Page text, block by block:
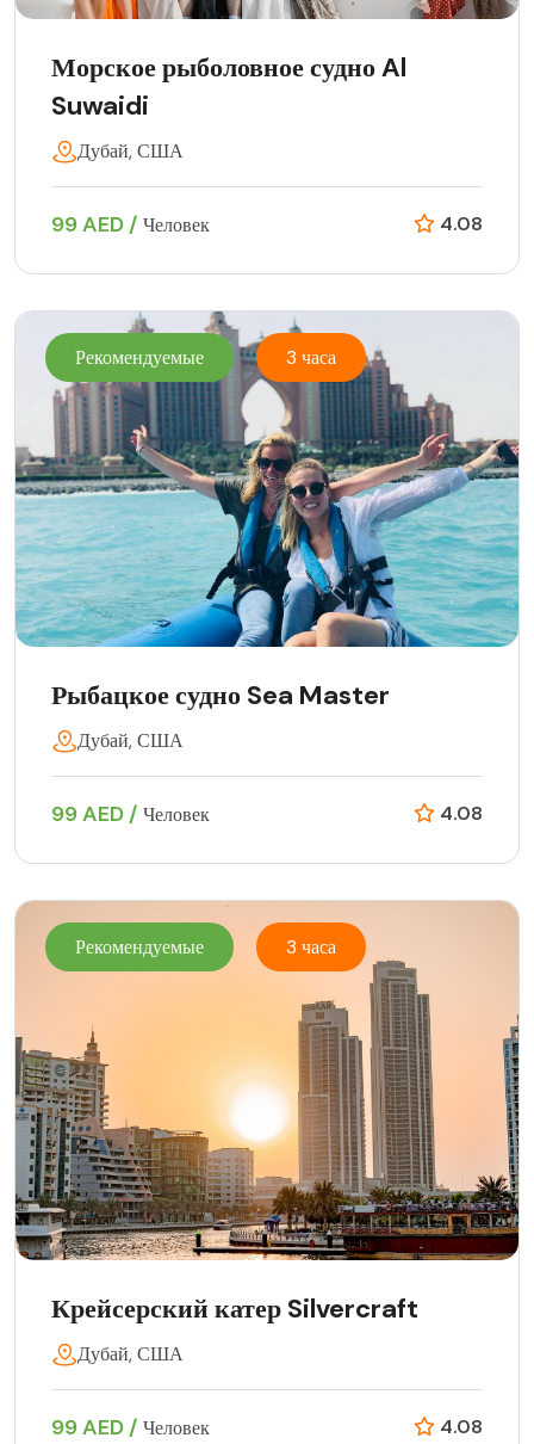
Морское рыболовное судно Al
Suwaidi
Дубай, США
99 AED / Человек 4.08
Рекомендуемые 3 часа
Рыбацкое судно Sea Master
Дубай, США
99 AED / Человек 4.08
Рекомендуемые 3 часа
Крейсерский катер Silvercraft
Дубай, США
99 AED / Человек 4.08